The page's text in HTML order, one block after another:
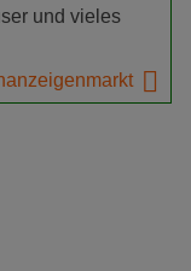
und vieles